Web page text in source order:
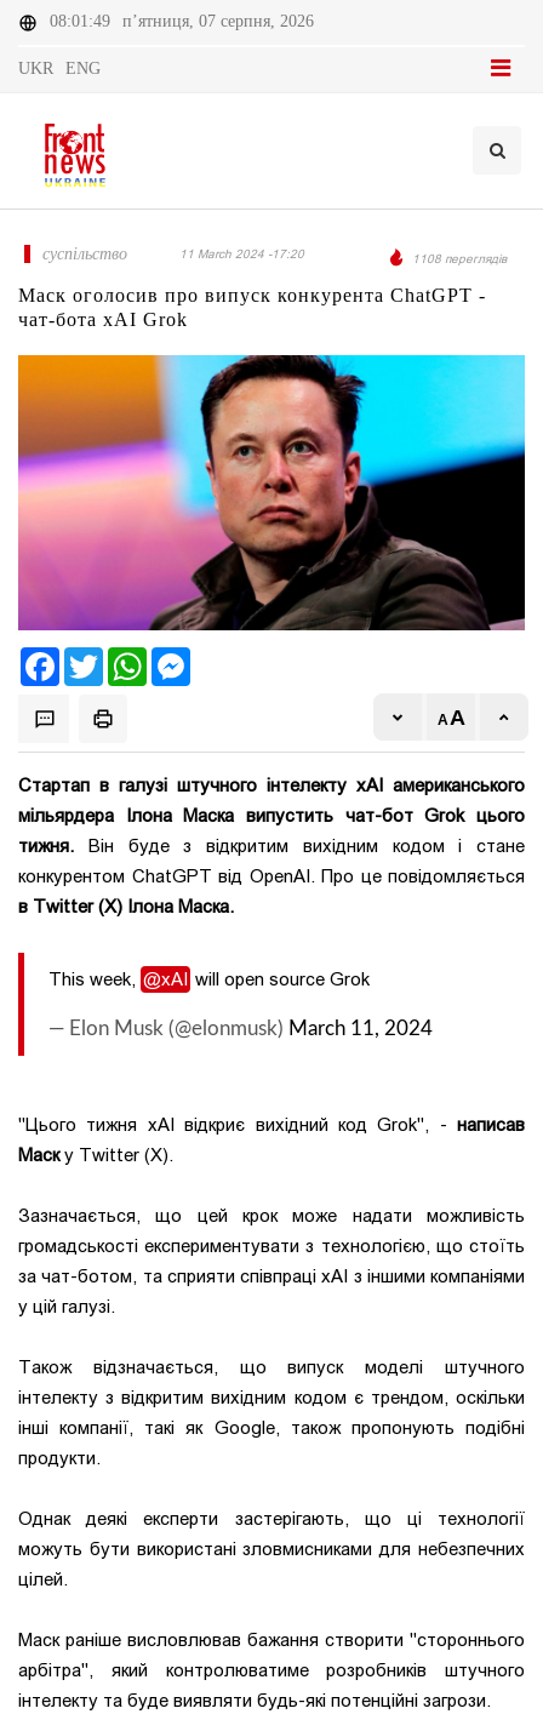
08:01:49 п’ятниця, 07 серпня, 2026
UKR ENG
суспільство 11 March 2024 -17:20 1108 переглядів
Маск оголосив про випуск конкурента ChatGPT -
чат-бота xAI Grok
FacebookTwitter WhatsApp
Стартап в галузі штучного інтелекту xAI американського
мільярдера Ілона Маска випустить чат-бот Grok цього
тижня. Він буде з відкритим вихідним кодом і стане
конкурентом ChatGPT від OpenAI. Про це повідомляється
в Twitter (X) Ілона Маска.
This week, @xAI will open source Grok
— Elon Musk (@elonmusk) March 11, 2024
"Цього тижня xAI відкриє вихідний код Grok", - написав
Маску Twitter (X).
Зазначається, що цей крок може надати можливість
громадськості експериментувати з технологією, що стоїть
за чат-ботом, та сприяти співпраці xAI з іншими компаніями
у цій галузі.
Також відзначається, що випуск моделі штучного
інтелекту з відкритим вихідним кодом є трендом, оскільки
інші компанії, такі як Google, також пропонують подібні
продукти.
Однак деякі експерти застерігають, що ці технології
можуть бути використані зловмисниками для небезпечних
цілей.
Маск раніше висловлював бажання створити "стороннього
арбітра", який контролюватиме розробників штучного
інтелекту та буде виявляти будь-які потенційні загрози.